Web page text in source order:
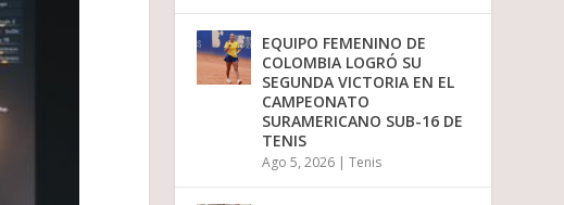
t
r
o
d
s
n
EQUIPO FEMENINO DE
COLOMBIA LOGRÓ SU
SEGUNDA VICTORIA EN EL
CAMPEONATO
SURAMERICANO SUB-16 DE
TENIS
Ago 5, 2026 |Tenis